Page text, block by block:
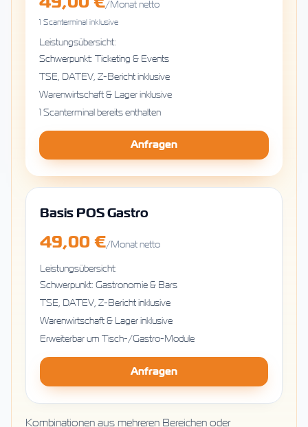
/Monat netto
1 Scanterminal inklusive
Leistungsübersicht:
Schwerpunkt: Ticketing & Events
TSE, DATEV, Z-Bericht inklusive
Warenwirtschaft & Lager inklusive
1 Scanterminal bereits enthalten
Anfragen
Basis POS Gastro
49,00 €/Monat netto
Leistungsübersicht:
Schwerpunkt: Gastronomie & Bars
TSE, DATEV, Z-Bericht inklusive
Warenwirtschaft & Lager inklusive
Erweiterbar um Tisch-/Gastro-Module
Anfragen
Kombinationen aus mehreren Bereichen oder